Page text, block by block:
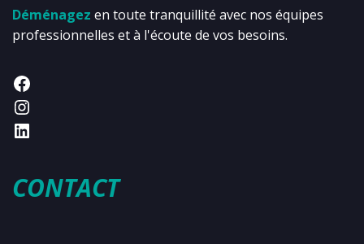
Déménagez en toute tranquillité avec nos équipes
professionnelles et à l'écoute de vos besoins.
CONTACT